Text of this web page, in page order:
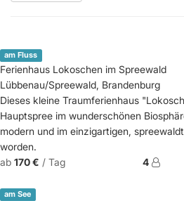
am Fluss
Ferienhaus Lokoschen im Spreewald
Lübbenau/Spreewald, Brandenburg
Dieses kleine Traumferienhaus
Hauptspree im wunderschönen
modern und im einzigartigen,
worden.
ab 170 € / Tag 4
am See